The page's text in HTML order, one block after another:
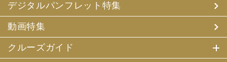
デジタルパンフレット特集
動画特集
クルーズガイド